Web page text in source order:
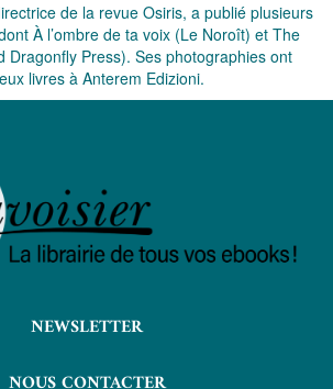
de la revue Osiris, a publié plusieurs
À l’ombre de ta voix (Le Noroît) et The
Dragonﬂy Press). Ses photographies ont
livres à Anterem Edizioni.
NEWSLETTER